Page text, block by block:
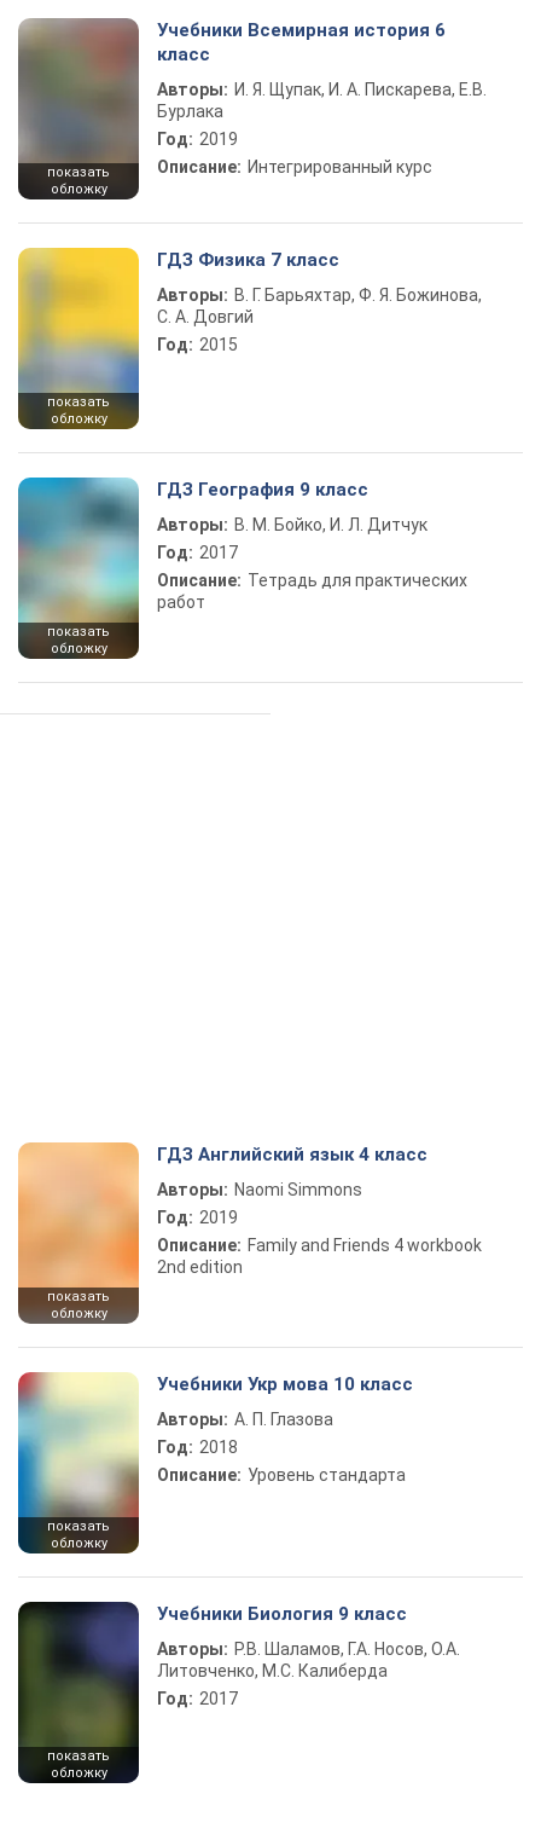
показать
обложку
Учебники Всемирная история 6
класс
Авторы: И. Я. Щупак, И. А. Пискарева, Е.В.
Бурлака
Год: 2019
Описание: Интегрированный курс
показать
обложку
ГДЗ Физика 7 класс
Авторы: В. Г. Барьяхтар, Ф. Я. Божинова,
С. А. Довгий
Год: 2015
показать
обложку
ГДЗ География 9 класс
Авторы: В. М. Бойко, И. Л. Дитчук
Год: 2017
Описание: Тетрадь для практических
работ
показать
обложку
ГДЗ Английский язык 4 класс
Авторы: Naomi Simmons
Год: 2019
Описание: Family and Friends 4 workbook
2nd edition
показать
обложку
Учебники Укр мова 10 класс
Авторы: А. П. Глазова
Год: 2018
Описание: Уровень стандарта
показать
обложку
Учебники Биология 9 класс
Авторы: Р.В. Шаламов, Г.А. Носов, О.А.
Литовченко, М.С. Калиберда
Год: 2017